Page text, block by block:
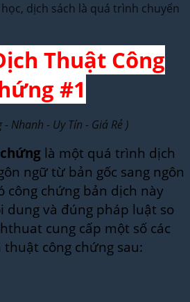
dịch sách là quá trình chuyển
Thuật Công
#1
- Nhanh - Uy Tín - Giá Rẻ )
là một quá trình dịch
ngữ từ bản gốc sang ngôn
công chứng bản dịch này
dung và đúng pháp luật so
cung cấp một số các
công chứng sau: